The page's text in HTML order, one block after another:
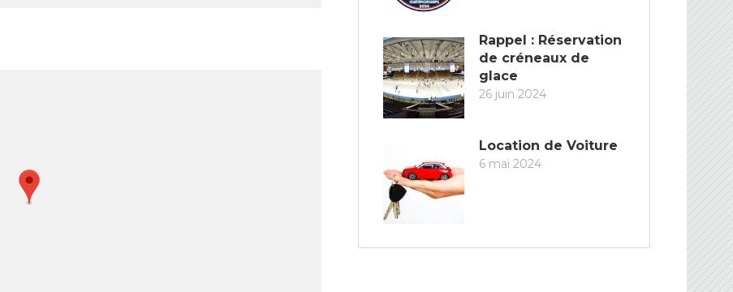
Rappel : Réservation
de créneaux de
glace
26 juin 2024
Location de Voiture
6 mai 2024